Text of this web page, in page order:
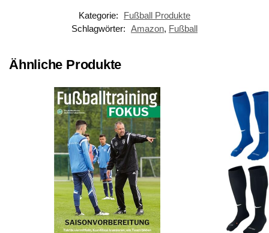
Kategorie:
Fußball Produkte
Schlagwörter: Amazon, Fußball
Ähnliche Produkte